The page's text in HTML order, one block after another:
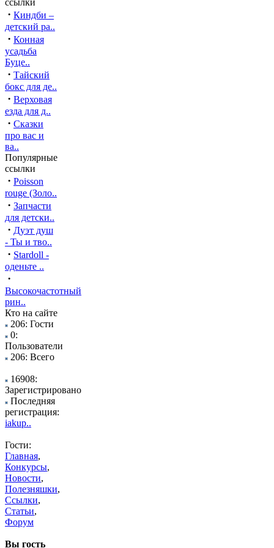
ссылки
· Киндби –
детский ра..
· Конная
усадьба
Буце..
· Тайский
бокс для де..
· Верховая
езда для д..
· Сказки
про вас и
ва..
Популярные
ссылки
· Poisson
rouge (Золо..
· Запчасти
для детски..
· Дуэт душ
- Ты и тво..
· Stardoll -
оденьте ..
·
Высокочастотный
рин..
Кто на сайте
206: Гости
0:
Пользователи
206: Всего
16908:
Зарегистрировано
Последняя
регистрация:
iakup..
Гости:
Главная,
Конкурсы,
Новости,
Полезняшки,
Ссылки,
Статьи,
Форум
Вы гость